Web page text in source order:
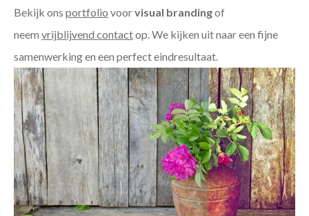
Bekijk ons portfolio voorvisual brandingof
neem vrijblijvend contactop. We kijken uit naar een fijne
samenwerking en een perfect eindresultaat.